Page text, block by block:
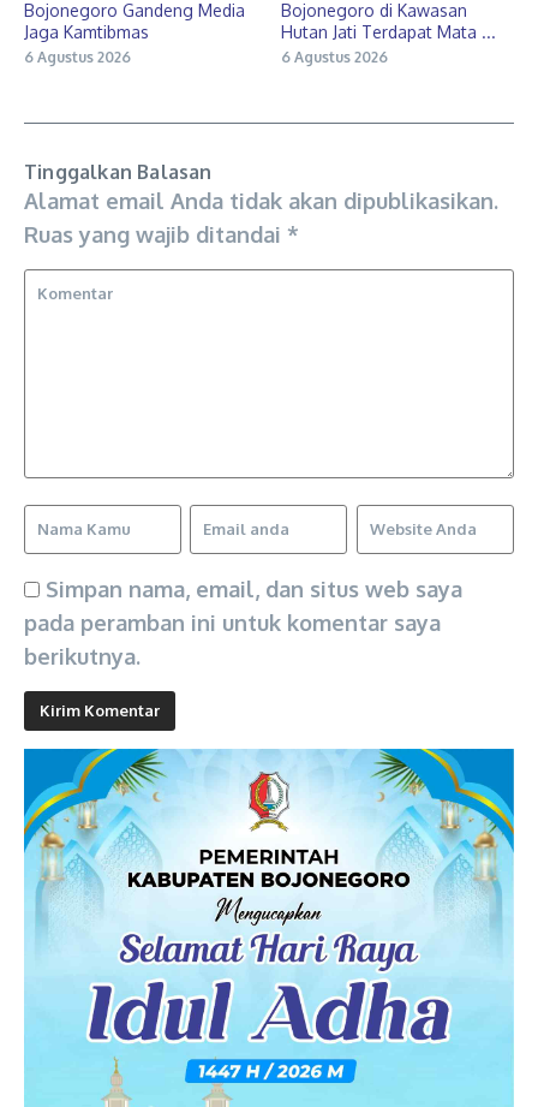
Bojonegoro Gandeng Media
Jaga Kamtibmas
6 Agustus 2026
Bojonegoro di Kawasan
Hutan Jati Terdapat Mata ...
6 Agustus 2026
Tinggalkan Balasan
Alamat email Anda tidak akan dipublikasikan.
Ruas yang wajib ditandai *
Simpan nama, email, dan situs web saya
pada peramban ini untuk komentar saya
berikutnya.